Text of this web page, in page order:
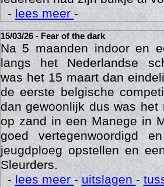
- lees meer-
15/03/26 - Fear of the dark
Na 5 maanden indoor en
langs het Nederlandse
was het 15 maart dan
de eerste belgische
dan gewoonlijk dus was
op zand in een Manege in
goed vertegenwoordigd
jeugdploeg opstellen en
Sleurders.
-lees meer-uitslagen-